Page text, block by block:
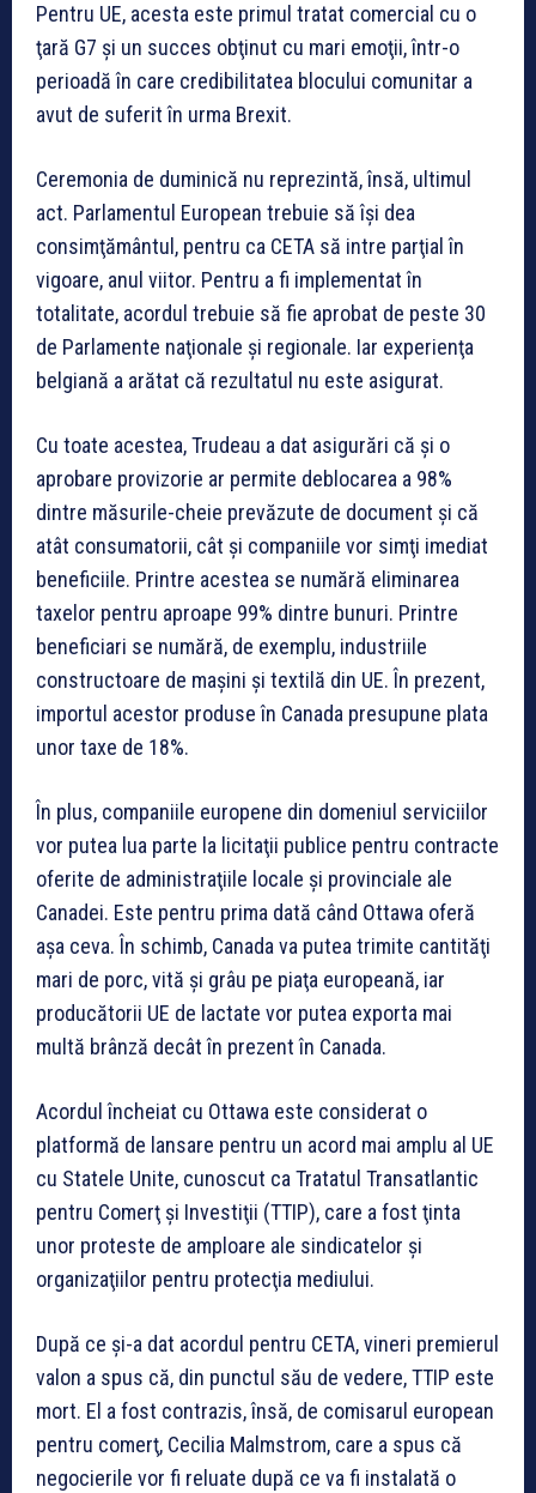
Pentru UE, acesta este primul tratat comercial cu o
ţară G7 şi un succes obţinut cu mari emoţii, într-o
perioadă în care credibilitatea blocului comunitar a
avut de suferit în urma Brexit.
Ceremonia de duminică nu reprezintă, însă, ultimul
act. Parlamentul European trebuie să îşi dea
consimţământul, pentru ca CETA să intre parţial în
vigoare, anul viitor. Pentru a fi implementat în
totalitate, acordul trebuie să fie aprobat de peste 30
de Parlamente naţionale şi regionale. Iar experienţa
belgiană a arătat că rezultatul nu este asigurat.
Cu toate acestea, Trudeau a dat asigurări că şi o
aprobare provizorie ar permite deblocarea a 98%
dintre măsurile-cheie prevăzute de document şi că
atât consumatorii, cât şi companiile vor simţi imediat
beneficiile. Printre acestea se numără eliminarea
taxelor pentru aproape 99% dintre bunuri. Printre
beneficiari se numără, de exemplu, industriile
constructoare de maşini şi textilă din UE. În prezent,
importul acestor produse în Canada presupune plata
unor taxe de 18%.
În plus, companiile europene din domeniul serviciilor
vor putea lua parte la licitaţii publice pentru contracte
oferite de administraţiile locale şi provinciale ale
Canadei. Este pentru prima dată când Ottawa oferă
aşa ceva. În schimb, Canada va putea trimite cantităţi
mari de porc, vită şi grâu pe piaţa europeană, iar
producătorii UE de lactate vor putea exporta mai
multă brânză decât în prezent în Canada.
Acordul încheiat cu Ottawa este considerat o
platformă de lansare pentru un acord mai amplu al UE
cu Statele Unite, cunoscut ca Tratatul Transatlantic
pentru Comerţ şi Investiţii (TTIP), care a fost ţinta
unor proteste de amploare ale sindicatelor şi
organizaţiilor pentru protecţia mediului.
După ce şi-a dat acordul pentru CETA, vineri premierul
valon a spus că, din punctul său de vedere, TTIP este
mort. El a fost contrazis, însă, de comisarul european
pentru comerţ, Cecilia Malmstrom, care a spus că
negocierile vor fi reluate după ce va fi instalată o